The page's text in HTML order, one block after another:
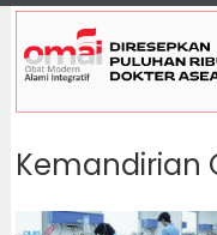
Kemandirian